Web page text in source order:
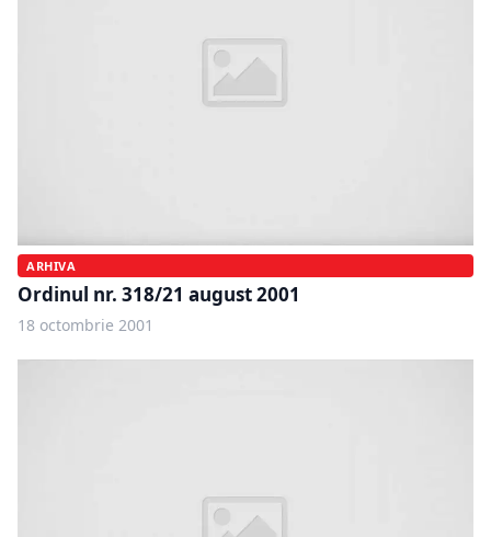
ARHIVA
Ordinul nr. 318/21 august 2001
18 octombrie 2001